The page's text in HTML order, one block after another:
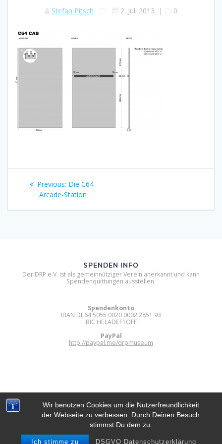
Wir benutzen Cookies um die Nutzerfreundlichkeit
der Webseite zu verbessen. Durch Deinen Besuch
stimmst Du dem zu.
Ich stimme zu DSGVO Datenschutzerklärung
Stefan Pitsch 2. Juli 2013 | 0
Beitragsnavigation
Previous: Previous
post:
Die C64-
Arcade-Station
DIGITAL RETRO PARK E.V.
© 2012 - 2026 Digital Retro Park e.V..
Built using WordPress and Mesmerize Theme.
SPENDEN INFO
Der DRP e.V. ist als gemeinnütziger Verein anerkannt und kann
Spendenquittungen ausstellen.
Spendenkonto
IBAN DE64 5055 0020 0002 2851 93
BIC HELADEF1OFF
PayPal
http://paypal.me/drpmuseum